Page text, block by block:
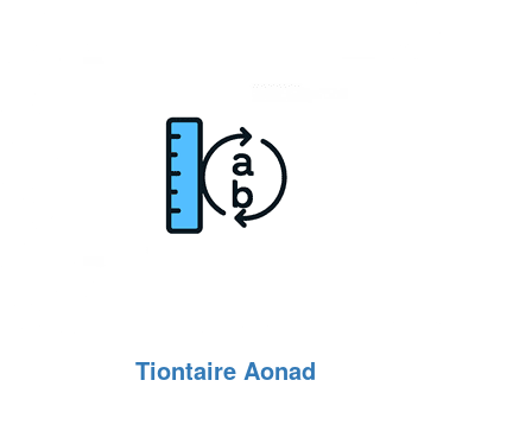
Tiontaire Aonad